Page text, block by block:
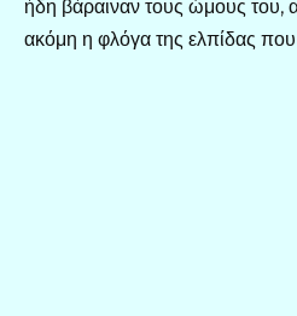
ήδη βάραιναν τους ώμους του,
ακόμη η φλόγα της ελπίδας που